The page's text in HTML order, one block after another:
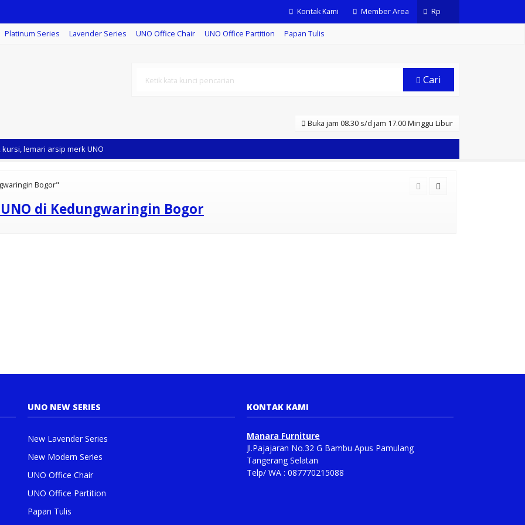
Timu
Kontak Kami Member Area Rp
Platinum Series Lavender Series UNO Office Chair UNO Office Partition Papan Tulis
Cari
Buka jam 08.30 s/d jam 17.00 Minggu Libur
lemari arsip merk UNO
Bogor"
di Kedungwaringin Bogor
UNO NEW SERIES
New Lavender Series
New Modern Series
UNO Office Chair
UNO Office Partition
Papan Tulis
KONTAK KAMI
Manara Furniture
Jl.Pajajaran No.32 G Bambu Apus Pamulang
Tangerang Selatan
Telp/ WA : 087770215088